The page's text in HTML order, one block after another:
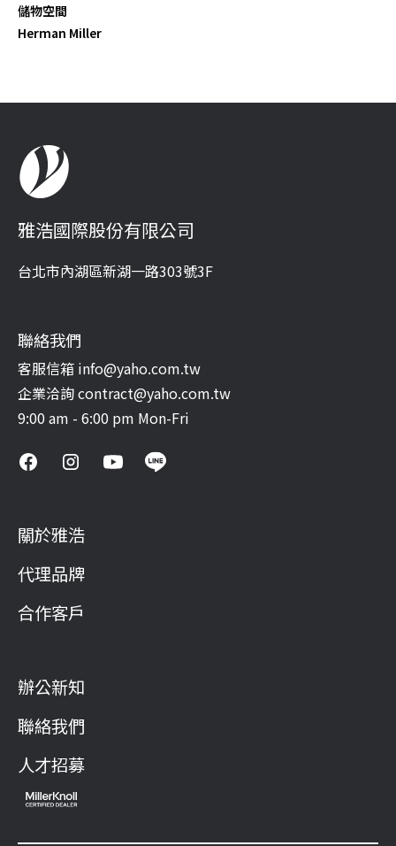
儲物空間
Herman Miller
雅浩國際股份有限公司
台北市內湖區新湖一路303號3F
聯絡我們
客服信箱 info@yaho.com.tw
企業洽詢 contract@yaho.com.tw
9:00 am - 6:00 pm Mon-Fri
關於雅浩
代理品牌
合作客戶
辦公新知
聯絡我們
人才招募